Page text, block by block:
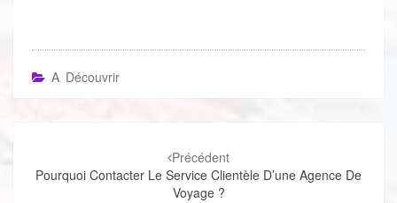
A Découvrir
d'article
Précédent
Pourquoi Contacter Le Service Clientèle D’une Agence De
Voyage ?